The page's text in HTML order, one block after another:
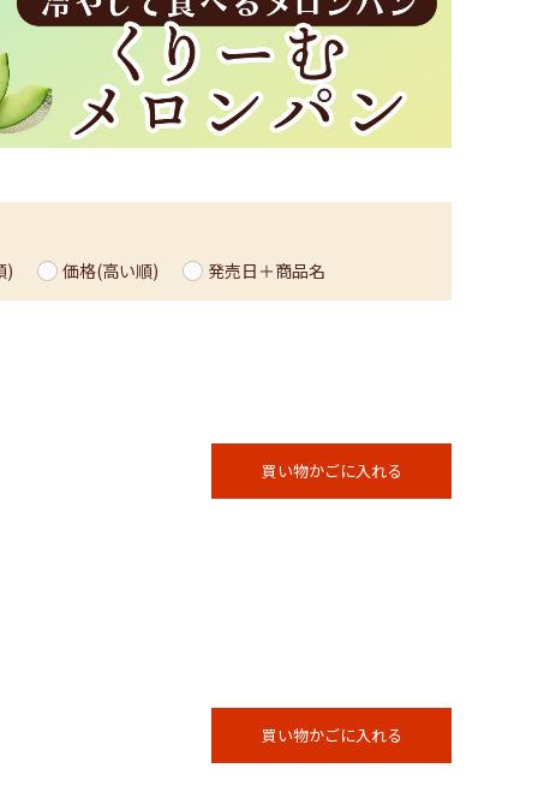
) 価格(高い順) 発売日＋商品名
買い物かごに入れる
買い物かごに入れる